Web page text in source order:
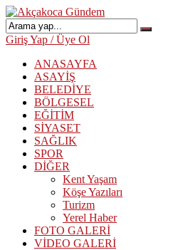
Giriş Yap / Üye Ol
ANASAYFA
ASAYİŞ
BELEDİYE
BÖLGESEL
EĞİTİM
SİYASET
SAĞLIK
SPOR
DİĞER
Kent Yaşam
Köşe Yazıları
Turizm
Yerel Haber
FOTO GALERİ
VİDEO GALERİ